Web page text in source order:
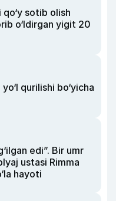
sotib olish
o‘ldirgan yigit 20
qurilishi bo‘yicha
edi”. Bir umr
ustasi Rimma
hayoti